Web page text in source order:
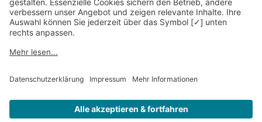
Datenschutz
Newsletter